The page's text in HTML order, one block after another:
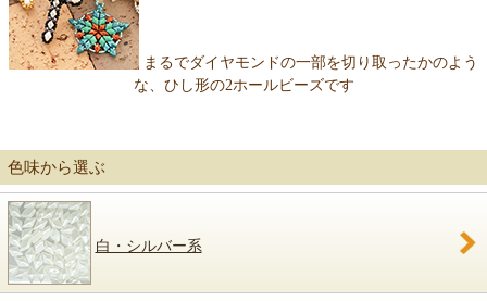
まるでダイヤモンドの一部を切り取ったかのよう
な、ひし形の2ホールビーズです
色味から選ぶ
白・シルバー系